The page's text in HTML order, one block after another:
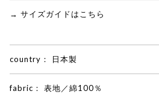
→ サイズガイドはこちら
country： 日本製
fabric：
表地／綿100％